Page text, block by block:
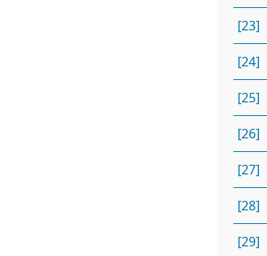
[23]
[24]
[25]
[26]
[27]
[28]
[29]